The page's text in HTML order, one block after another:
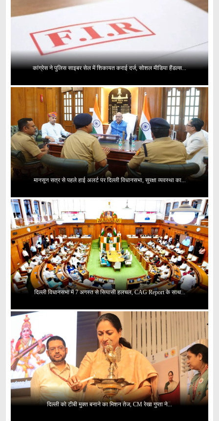
कांग्रेस ने पुलिस साइबर सेल में शिकायत कराई दर्ज, सोशल मीडिया हैंडल्स...
मानसून सत्र से पहले हाई अलर्ट पर दिल्ली विधानसभा, सुरक्षा व्यवस्था का...
दिल्ली विधानसभा में 7 अगस्त से सियासी हलचल, CAG Report के साथ...
दिल्ली को टीबी मुक्त बनाने का मिशन तेज, CM रेखा गुप्ता ने...